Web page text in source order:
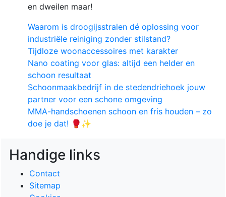
en dweilen maar!
Waarom is droogijsstralen dé oplossing voor
industriële reiniging zonder stilstand?
Tijdloze woonaccessoires met karakter
Nano coating voor glas: altijd een helder en
schoon resultaat
Schoonmaakbedrijf in de stedendriehoek jouw
partner voor een schone omgeving
MMA-handschoenen schoon en fris houden – zo
doe je dat! 🥊✨
Handige links
Contact
Sitemap